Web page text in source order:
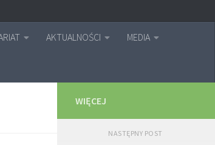
AKTUALNOŚCI MEDIA
WIĘCEJ
NASTĘPNY POST